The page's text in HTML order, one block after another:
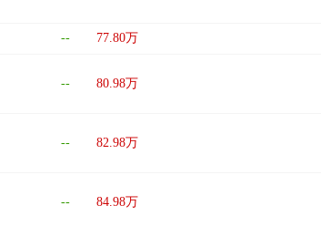
-- 77.80万
-- 80.98万
-- 82.98万
-- 84.98万